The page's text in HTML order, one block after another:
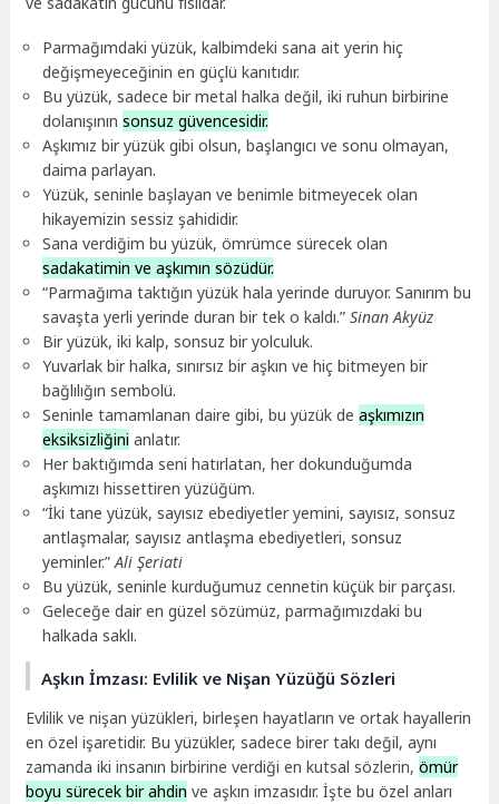
Parmağımdaki yüzük, kalbimdeki sana ait yerin hiç
değişmeyeceğinin en güçlü kanıtıdır.
Bu yüzük, sadece bir metal halka değil, iki ruhun birbirine
dolanışınınsonsuz güvencesidir.
Aşkımız bir yüzük gibi olsun, başlangıcı ve sonu olmayan,
daima parlayan.
Yüzük, seninle başlayan ve benimle bitmeyecek olan
hikayemizin sessiz şahididir.
Sana verdiğim bu yüzük, ömrümce sürecek olan
sadakatimin ve aşkımın sözüdür.
“Parmağıma taktığın yüzük hala yerinde duruyor. Sanırım bu
savaşta yerli yerinde duran bir tek o kaldı.”Sinan Akyüz
Bir yüzük, iki kalp, sonsuz bir yolculuk.
Yuvarlak bir halka, sınırsız bir aşkın ve hiç bitmeyen bir
bağlılığın sembolü.
Seninle tamamlanan daire gibi, bu yüzük deaşkımızın
eksiksizliğini anlatır.
Her baktığımda seni hatırlatan, her dokunduğumda
aşkımızı hissettiren yüzüğüm.
“İki tane yüzük, sayısız ebediyetler yemini, sayısız, sonsuz
antlaşmalar, sayısız antlaşma ebediyetleri, sonsuz
yeminler.”Ali Şeriati
Bu yüzük, seninle kurduğumuz cennetin küçük bir parçası.
Geleceğe dair en güzel sözümüz, parmağımızdaki bu
halkada saklı.
Aşkın İmzası: Evlilik ve Nişan Yüzüğü Sözleri
Evlilik ve nişan yüzükleri, birleşen hayatların ve ortak hayallerin
en özel işaretidir. Bu yüzükler, sadece birer takı değil, aynı
zamanda iki insanın birbirine verdiği en kutsal sözlerin,ömür
boyu sürecek bir ahdin ve aşkın imzasıdır. İşte bu özel anları